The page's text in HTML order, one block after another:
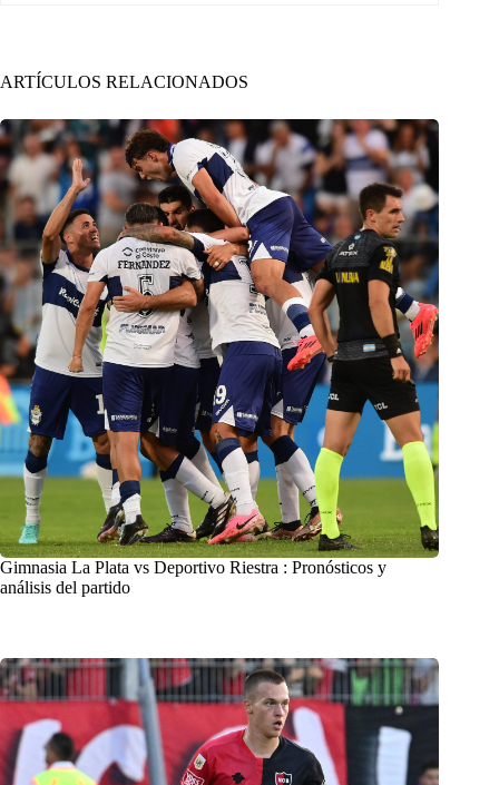
ARTÍCULOS RELACIONADOS
Gimnasia La Plata vs Deportivo Riestra : Pronósticos y
análisis del partido